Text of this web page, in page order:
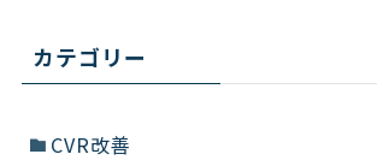
カテゴリー
CVR改善